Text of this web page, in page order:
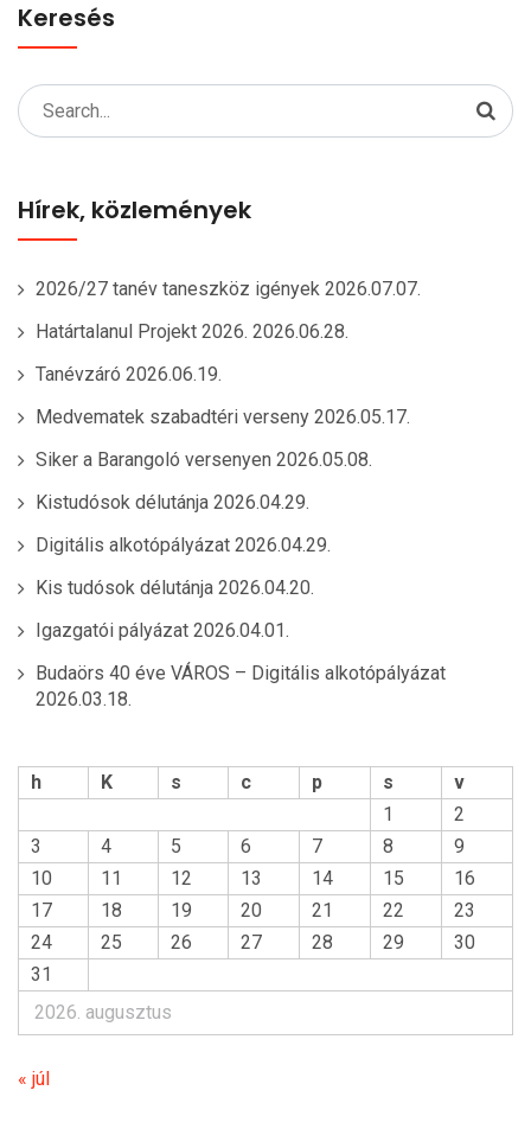
Keresés
Search
for:
Hírek, közlemények
2026/27 tanév taneszköz igények 2026.07.07.
Határtalanul Projekt 2026. 2026.06.28.
Tanévzáró 2026.06.19.
Medvematek szabadtéri verseny 2026.05.17.
Siker a Barangoló versenyen 2026.05.08.
Kistudósok délutánja 2026.04.29.
Digitális alkotópályázat 2026.04.29.
Kis tudósok délutánja 2026.04.20.
Igazgatói pályázat 2026.04.01.
Budaörs 40 éve VÁROS – Digitális alkotópályázat
2026.03.18.
2026. augusztus
h K s c p s
v
1
2
3
4 5 6 7 8
9
10
11 12 13 14 15
16
17
18 19 20 21 22
23
24
25 26 27 28 29
30
31
« júl